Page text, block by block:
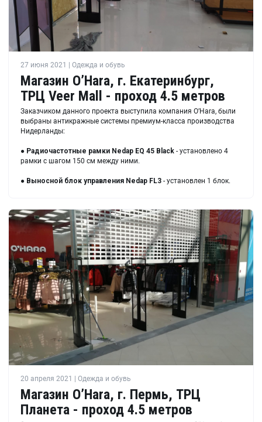
27 июня 2021 | Одежда и обувь
Магазин O’Hara, г. Екатеринбург,
ТРЦ Veer Mall - проход 4.5 метров
Заказчиком данного проекта выступила компания O’Hara, были
выбраны антикражные системы премиум-класса производства
Нидерланды:
● Радиочастотные рамки Nedap EQ 45 Black - установлено 4
рамки с шагом 150 см между ними.
● Выносной блок управления Nedap FL3 - установлен 1 блок.
20 апреля 2021 | Одежда и обувь
Магазин O’Hara, г. Пермь, ТРЦ
Планета - проход 4.5 метров